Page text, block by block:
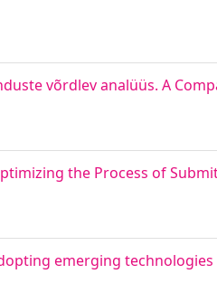
võrdlev analüüs. A
the Process of
emerging technologies